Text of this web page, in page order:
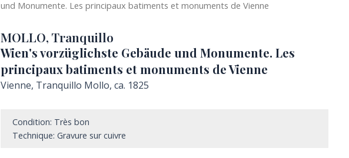
und Monumente. Les principaux batiments et monuments de Vienne
MOLLO, Tranquillo
Wien's vorzüglichste Gebäude und Monumente. Les
principaux batiments et monuments de Vienne
Vienne, Tranquillo Mollo, ca. 1825
Condition: Très bon
Technique: Gravure sur cuivre